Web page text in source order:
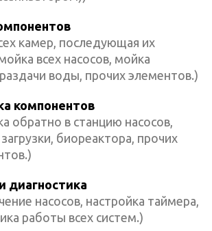
камер, последующая их
всех насосов, мойка
воды, прочих элементов.)
компонентов
обратно в станцию насосов,
биореактора, прочих
диагностика
насосов, настройка таймера,
работы всех систем.)